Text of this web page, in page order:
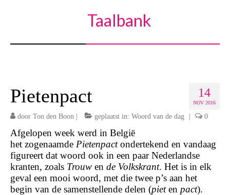
Taalbank
14
NOV 2016
Pietenpact
door Ton den Boon geplaatst in: Woord van de dag 0
Afgelopen week werd in België
het zogenaamde Pietenpactondertekend en vandaag
figureert dat woord ook in een paar Nederlandse
kranten, zoals Trouw en de Volkskrant. Het is in elk
geval een mooi woord, met die twee p’s aan het
begin van de samenstellende delen (pieten pact).